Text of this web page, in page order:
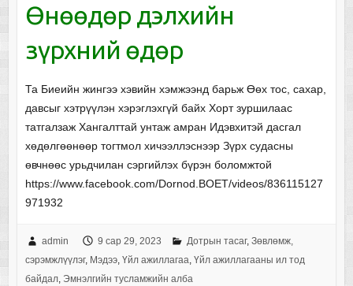
Өнөөдөр дэлхийн
зүрхний өдөр
Та Биеийн жингээ хэвийн хэмжээнд барьж Өөх тос, сахар,
давсыг хэтрүүлэн хэрэглэхгүй байх Хорт зуршилаас
татгалзаж Хангалттай унтаж амран Идэвхитэй дасгал
хөдөлгөөнөөр тогтмол хичээллэснээр Зүрх судасны
өвчнөөс урьдчилан сэргийлэх бүрэн боломжтой
https://www.facebook.com/Dornod.BOET/videos/836115127
971932
admin 9 сар 29, 2023 Дотрын тасаг, Зөвлөмж,
сэрэмжлүүлэг, Мэдээ, Үйл ажиллагаа, Үйл ажиллагааны ил тод
байдал, Эмнэлгийн тусламжийн алба